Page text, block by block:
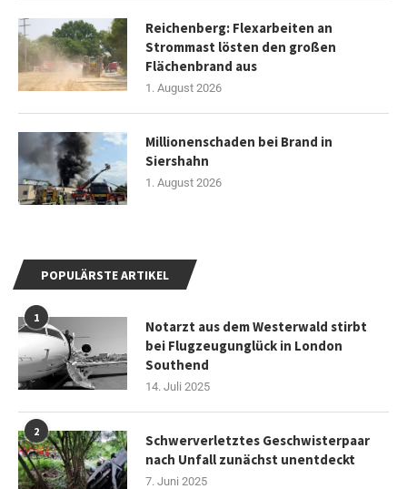
Reichenberg: Flexarbeiten an
Strommast lösten den großen
Flächenbrand aus
1. August 2026
Millionenschaden bei Brand in
Siershahn
1. August 2026
POPULÄRSTE ARTIKEL
1
Notarzt aus dem Westerwald stirbt
bei Flugzeugunglück in London
Southend
14. Juli 2025
2
Schwerverletztes Geschwisterpaar
nach Unfall zunächst unentdeckt
7. Juni 2025